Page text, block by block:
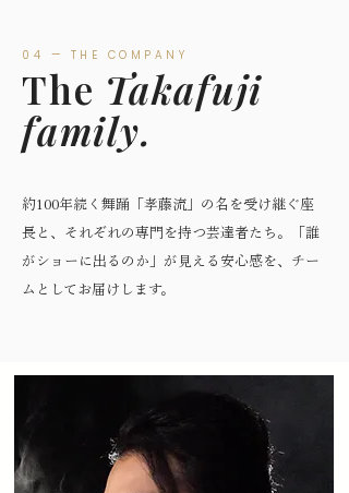
04 — THE COMPANY
The Takafuji
family.
約100年続く舞踊「孝藤流」の名を受け継ぐ座
長と、それぞれの専門を持つ芸達者たち。「誰
がショーに出るのか」が見える安心感を、チー
ムとしてお届けします。